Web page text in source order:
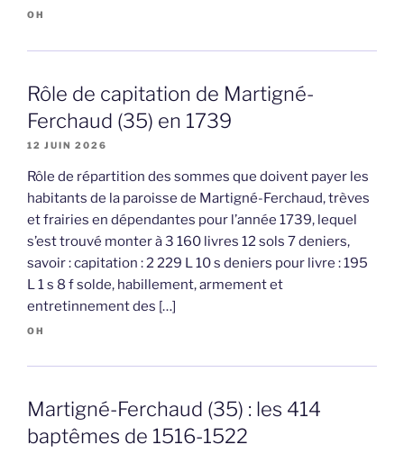
OH
Rôle de capitation de Martigné-
Ferchaud (35) en 1739
12 JUIN 2026
Rôle de répartition des sommes que doivent payer les
habitants de la paroisse de Martigné-Ferchaud, trèves
et frairies en dépendantes pour l’année 1739, lequel
s’est trouvé monter à 3 160 livres 12 sols 7 deniers,
savoir : capitation : 2 229 L 10 s deniers pour livre : 195
L 1 s 8 f solde, habillement, armement et
entretinnement des […]
OH
Martigné-Ferchaud (35) : les 414
baptêmes de 1516-1522